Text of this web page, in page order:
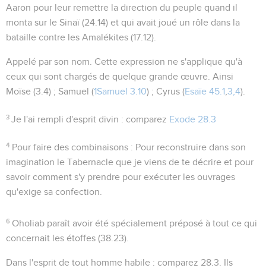
Aaron pour leur remettre la direction du peuple quand il
monta sur le Sinaï (24.14) et qui avait joué un rôle dans la
bataille contre les Amalékites (17.12).
Appelé par son nom . Cette expression ne s'applique qu'à
ceux qui sont chargés de quelque grande œuvre. Ainsi
Moïse (3.4) ; Samuel (1Samuel 3.10) ; Cyrus (Esaïe 45.1 3,4).
3 Je l'ai rempli d'esprit divin : comparez Exode 28.3
4 Pour faire des combinaisons : Pour reconstruire dans son
imagination le Tabernacle que je viens de te décrire et pour
savoir comment s'y prendre pour exécuter les ouvrages
qu'exige sa confection.
6 Oholiab paraît avoir été spécialement préposé à tout ce qui
concernait les étoffes (38.23).
Dans l'esprit de tout homme habile : comparez 28.3 . Ils